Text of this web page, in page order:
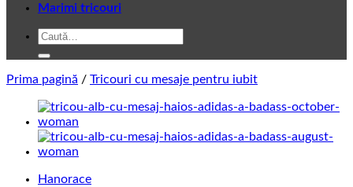
Marimi tricouri
Caută
Prima pagină / Tricouri cu mesaje pentru iubit
Hanorace